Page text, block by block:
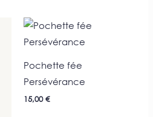
Pochette fée
Persévérance
15,00€